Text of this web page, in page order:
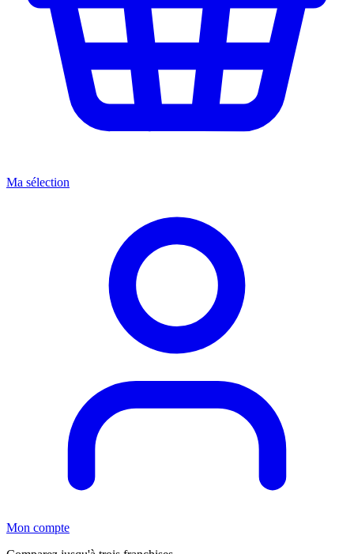
Ma sélection
Mon compte